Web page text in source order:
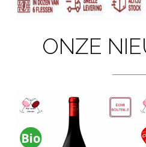
ONZE